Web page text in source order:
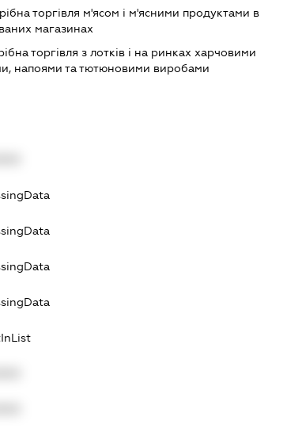
торгівля м'ясом і м'ясними продуктами в
магазинах
торгівля з лотків і на ринках харчовими
напоями та тютюновими виробами